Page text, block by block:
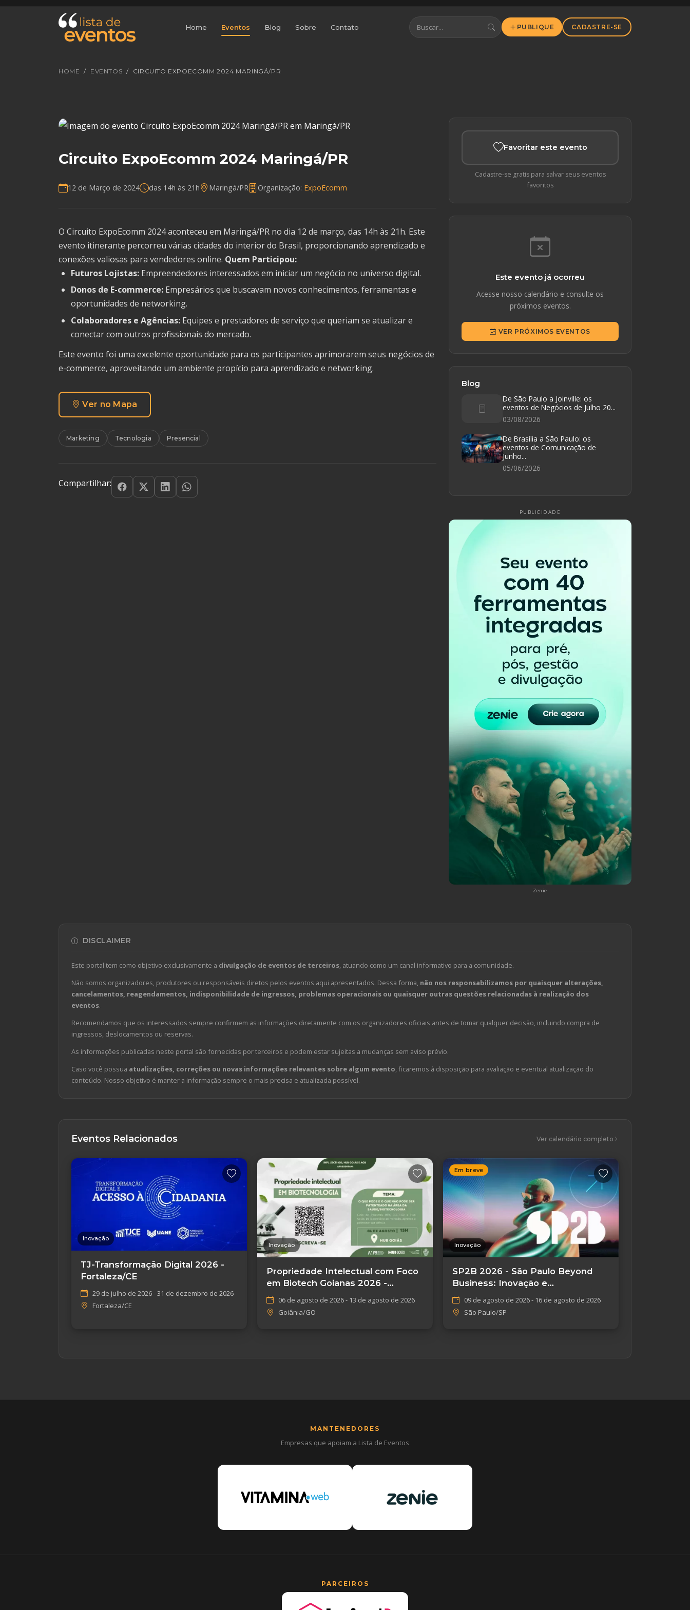
Home Eventos Blog Sobre Contato PUBLIQUE CADASTRE-SE
HOME EVENTOS CIRCUITO EXPOECOMM 2024 MARINGÁ/PR
Circuito ExpoEcomm 2024 Maringá/PR
12 de Março de 2024 das 14h às 21h Maringá/PR Organização: ExpoEcomm
O Circuito ExpoEcomm 2024 aconteceu em Maringá/PR no dia 12 de março, das 14h às 21h. Este
evento itinerante percorreu várias cidades do interior do Brasil, proporcionando aprendizado e
conexões valiosas para vendedores online. Quem Participou:
Futuros Lojistas: Empreendedores interessados em iniciar um negócio no universo digital.
Donos de E-commerce: Empresários que buscavam novos conhecimentos, ferramentas e
oportunidades de networking.
Colaboradores e Agências: Equipes e prestadores de serviço que queriam se atualizar e
conectar com outros profissionais do mercado.
Este evento foi uma excelente oportunidade para os participantes aprimorarem seus negócios de
e-commerce, aproveitando um ambiente propício para aprendizado e networking.
Ver no Mapa
Marketing Tecnologia Presencial
Compartilhar:
Favoritar este evento
Cadastre-se gratis para salvar seus eventos
favoritos
Este evento já ocorreu
Acesse nosso calendário e consulte os
próximos eventos.
VER PRÓXIMOS EVENTOS
Blog
De São Paulo a Joinville: os
eventos de Negócios de Julho 20...
03/08/2026
De Brasília a São Paulo: os
eventos de Comunicação de
Junho...
05/06/2026
PUBLICIDADE
Zenie
DISCLAIMER
Este portal tem como objetivo exclusivamente a divulgação de eventos de terceiros, atuando como um canal informativo para a comunidade.
Não somos organizadores, produtores ou responsáveis diretos pelos eventos aqui apresentados. Dessa forma, não nos responsabilizamos por quaisquer alterações,
cancelamentos, reagendamentos, indisponibilidade de ingressos, problemas operacionais ou quaisquer outras questões relacionadas à realização dos
eventos.
Recomendamos que os interessados sempre confirmem as informações diretamente com os organizadores oficiais antes de tomar qualquer decisão, incluindo compra de
ingressos, deslocamentos ou reservas.
As informações publicadas neste portal são fornecidas por terceiros e podem estar sujeitas a mudanças sem aviso prévio.
Caso você possua atualizações, correções ou novas informações relevantes sobre algum evento, ficaremos à disposição para avaliação e eventual atualização do
conteúdo. Nosso objetivo é manter a informação sempre o mais precisa e atualizada possível.
Eventos Relacionados Ver calendário completo
Inovação
TJ-Transformação Digital 2026 -
Fortaleza/CE
29 de julho de 2026 - 31 de dezembro de 2026
Fortaleza/CE
Inovação
Propriedade Intelectual com Foco
em Biotech Goianas 2026 -
Goiânia/GO
06 de agosto de 2026 - 13 de agosto de 2026
Goiânia/GO
Em breve
Inovação
SP2B 2026 - São Paulo Beyond
Business: Inovação e
Empreendedorismo
09 de agosto de 2026 - 16 de agosto de 2026
São Paulo/SP
MANTENEDORES
Empresas que apoiam a Lista de Eventos
PARCEIROS